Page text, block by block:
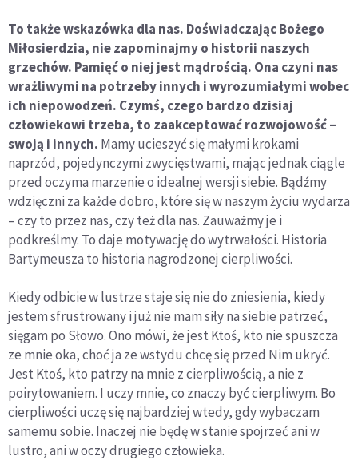
To także wskazówka dla nas. Doświadczając Bożego
Miłosierdzia, nie zapominajmy o historii naszych
grzechów. Pamięć o niej jest mądrością. Ona czyni nas
wrażliwymi na potrzeby innych i wyrozumiałymi wobec
ich niepowodzeń. Czymś, czego bardzo dzisiaj
człowiekowi trzeba, to zaakceptować rozwojowość –
swoją i innych. Mamy ucieszyć się małymi krokami
naprzód, pojedynczymi zwycięstwami, mając jednak ciągle
przed oczyma marzenie o idealnej wersji siebie. Bądźmy
wdzięczni za każde dobro, które się w naszym życiu wydarza
– czy to przez nas, czy też dla nas. Zauważmy je i
podkreślmy. To daje motywację do wytrwałości. Historia
Bartymeusza to historia nagrodzonej cierpliwości.
Kiedy odbicie w lustrze staje się nie do zniesienia, kiedy
jestem sfrustrowany i już nie mam siły na siebie patrzeć,
sięgam po Słowo. Ono mówi, że jest Ktoś, kto nie spuszcza
ze mnie oka, choć ja ze wstydu chcę się przed Nim ukryć.
Jest Ktoś, kto patrzy na mnie z cierpliwością, a nie z
poirytowaniem. I uczy mnie, co znaczy być cierpliwym. Bo
cierpliwości uczę się najbardziej wtedy, gdy wybaczam
samemu sobie. Inaczej nie będę w stanie spojrzeć ani w
lustro, ani w oczy drugiego człowieka.